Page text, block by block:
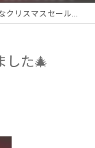
リスマスセール始まりました🎄
した🎄